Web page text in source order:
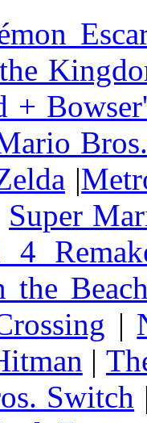
+
|
Super
4
the
|
|
Switch